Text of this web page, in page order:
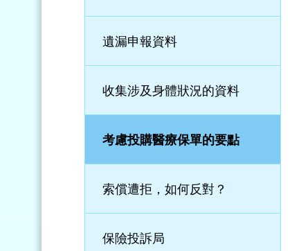
保險投訴局
索償遭拒，如何反對？
考慮投購醫療保單的要點
收集涉及身體狀況的資料
遺漏申報資料